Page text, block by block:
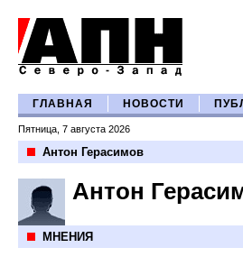
ГЛАВНАЯ НОВОСТИ
Пятница, 7 августа 2026
Антон Герасимов
Антон
МНЕНИЯ